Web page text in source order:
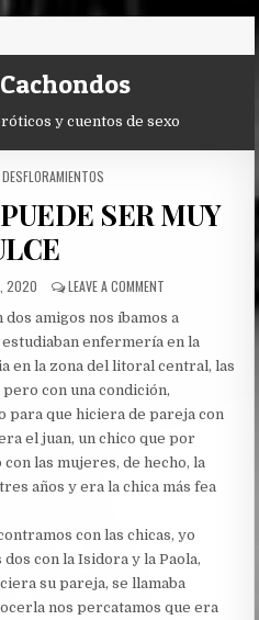
y cuentos de sexo
SER MUY
2020 LEAVE A COMMENTON
VENGANZA
PUEDE
SER
DULCE
amigos nos íbamos a
enfermería en la
en la zona del litoral central, las
con una condición,
para que hiciera de pareja con
el juan, un chico que por
las mujeres, de hecho, la
años y era la chica más fea
con las chicas, yo
con la Isidora y la Paola,
su pareja, se llamaba
nos percatamos que era